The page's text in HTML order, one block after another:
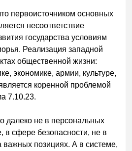
первоисточником основных
несоответствие
государства условиям
Реализация западной
общественной жизни:
экономике, армии, культуре,
коренной проблемой
7.10.23.
далеко не в персональных
в сфере безопасности, не в
важных позициях. А в системе,